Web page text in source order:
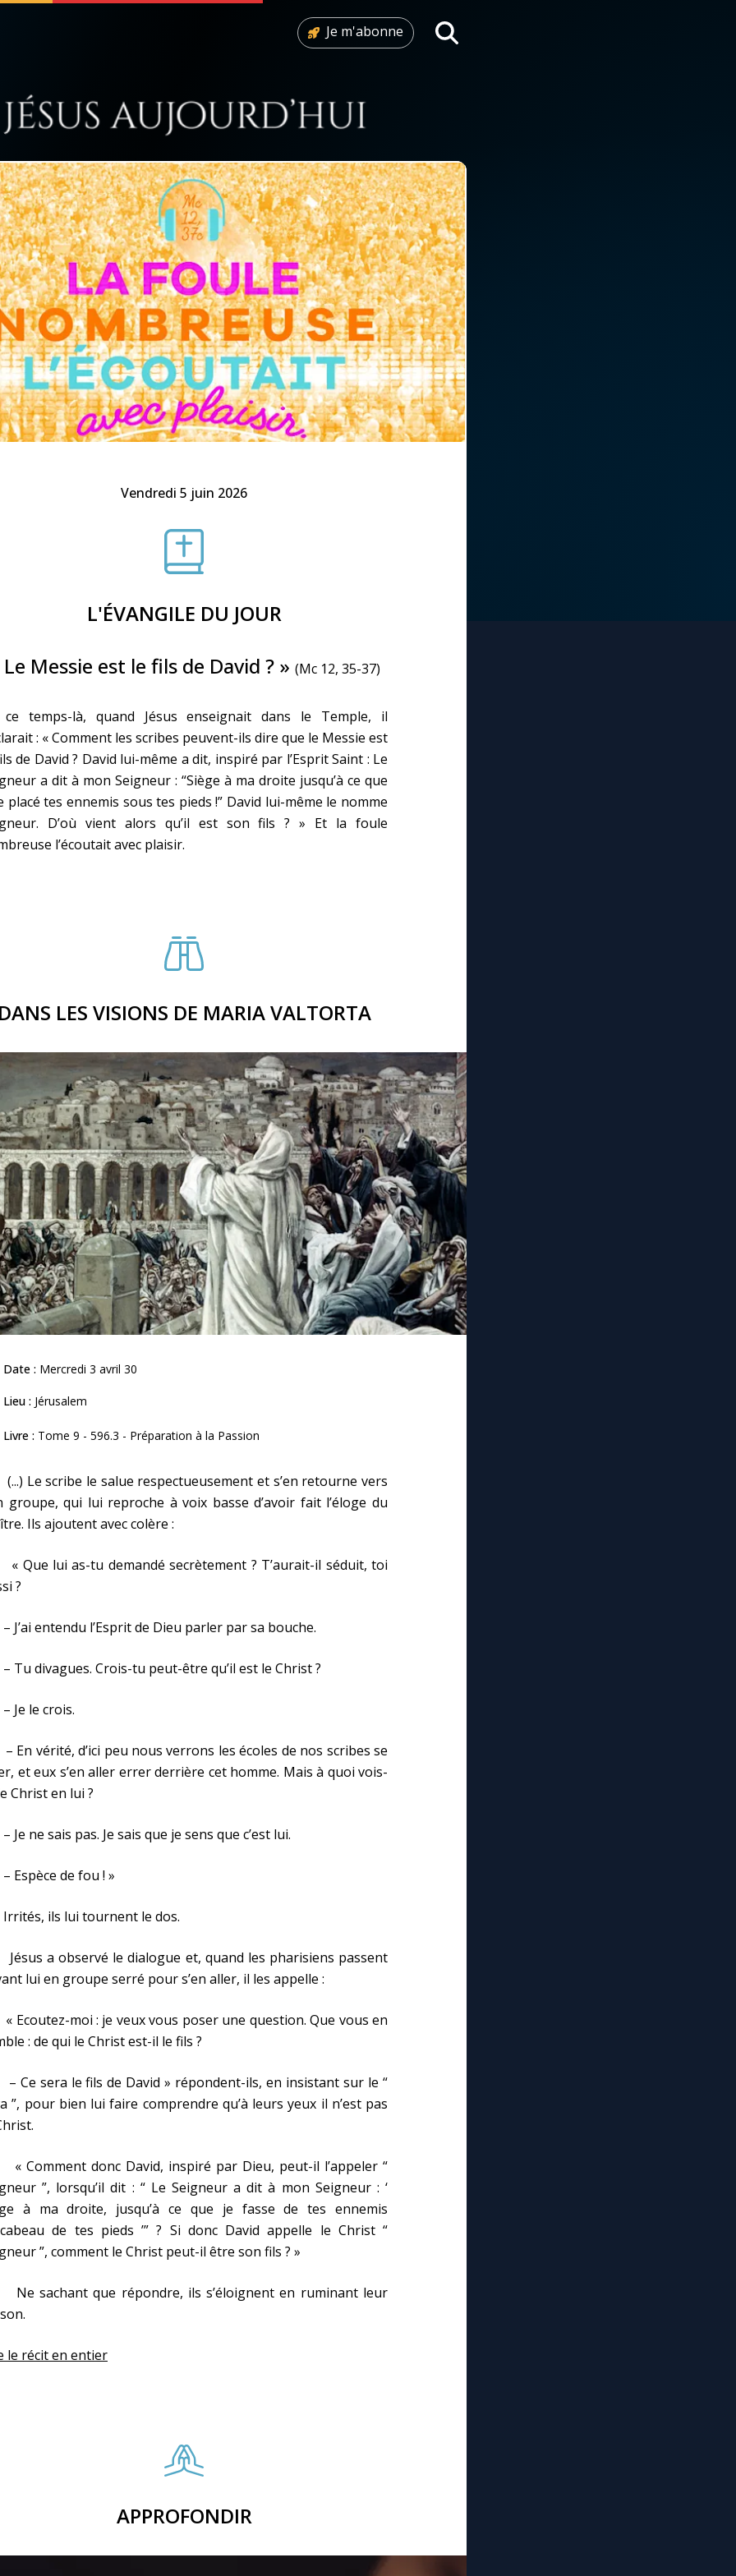
soutenir À propos Facebook Infos légales
◼︎À la une
1000 Raisons de Croire
Chapelet pour le monde
Contact
Faire un don
Marie de Nazareth
Je m'abonne
Vendredi 5 juin 2026
L'ÉVANGILE DU JOUR
Le Messie est le fils de David ? » (Mc 12, 35-37)
ce temps-là, quand Jésus enseignait dans le Temple, il
: « Comment les scribes peuvent-ils dire que le Messie est
de David ? David lui-même a dit, inspiré par l’Esprit Saint : Le
a dit à mon Seigneur : “Siège à ma droite jusqu’à ce que
placé tes ennemis sous tes pieds !” David lui-même le nomme
D’où vient alors qu’il est son fils ? » Et la foule
l’écoutait avec plaisir.
DANS LES VISIONS DE MARIA VALTORTA
Date : Mercredi 3 avril 30
Lieu : Jérusalem
Livre : Tome 9 - 596.3 - Préparation à la Passion
Le scribe le salue respectueusement et s’en retourne vers
groupe, qui lui reproche à voix basse d’avoir fait l’éloge du
Ils ajoutent avec colère :
lui as-tu demandé secrètement ? T’aurait-il séduit, toi
?
entendu l’Esprit de Dieu parler par sa bouche.
divagues. Crois-tu peut-être qu’il est le Christ ?
le crois.
vérité, d’ici peu nous verrons les écoles de nos scribes se
et eux s’en aller errer derrière cet homme. Mais à quoi vois-
Christ en lui ?
ne sais pas. Je sais que je sens que c’est lui.
de fou ! »
ils lui tournent le dos.
a observé le dialogue et, quand les pharisiens passent
lui en groupe serré pour s’en aller, il les appelle :
moi : je veux vous poser une question. Que vous en
: de qui le Christ est-il le fils ?
sera le fils de David » répondent-ils, en insistant sur le “
”, pour bien lui faire comprendre qu’à leurs yeux il n’est pas
donc David, inspiré par Dieu, peut-il l’appeler “
”, lorsqu’il dit : “ Le Seigneur a dit à mon Seigneur : ‘
à ma droite, jusqu’à ce que je fasse de tes ennemis
de tes pieds ’” ? Si donc David appelle le Christ “
”, comment le Christ peut-il être son fils ? »
sachant que répondre, ils s’éloignent en ruminant leur
le récit en entier
APPROFONDIR